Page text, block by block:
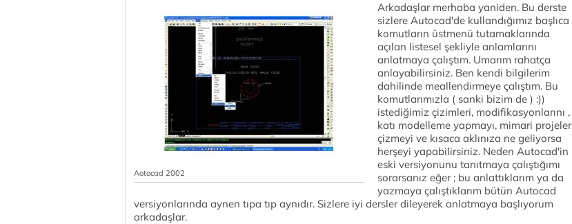
Aotocad 2002
Arkadaşlar merhaba yaniden. Bu derste
sizlere Autocad'de kullandığımız başlıca
komutların üstmenü tutamaklarında
açılan listesel şekliyle anlamlarını
anlatmaya çalıştım. Umarım rahatça
anlayabilirsiniz. Ben kendi bilgilerim
dahilinde meallendirmeye çalıştım. Bu
komutlarımızla ( sanki bizim de ) :))
istediğimiz çizimleri, modifikasyonlarını ,
katı modelleme yapmayı, mimari projeler
çizmeyi ve kısaca aklınıza ne geliyorsa
herşeyi yapabilirsiniz. Neden Autocad'in
eski versiyonunu tanıtmaya çalıştığımı
sorarsanız eğer ; bu anlattıklarım ya da
yazmaya çalıştıklarım bütün Autocad
versiyonlarında aynen tıpa tıp aynıdır. Sizlere iyi dersler dileyerek anlatmaya başlıyorum
arkadaşlar.